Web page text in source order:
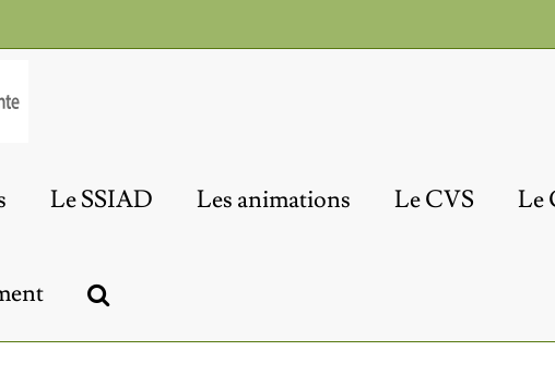
Le SSIAD Les animations Le CVS Le